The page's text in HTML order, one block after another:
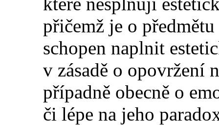
přičemž je o
schopen naplnit
v zásadě o opovržení
případně obecně o
či lépe na jeho